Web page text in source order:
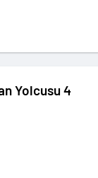
Yolcusu 4